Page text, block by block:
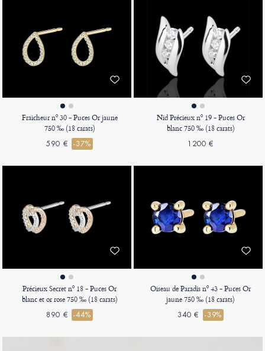
Fraicheur nº 30 - Puces Or jaune
750 ‰ (18 carats)
590 € -37%
Nid Précieux nº 19 - Puces Or
blanc 750 ‰ (18 carats)
1200 €
Précieux Secret nº 18 - Puces Or
blanc et or rose 750 ‰ (18 carats)
890 € -44%
Oiseau de Paradis nº 43 - Puces Or
jaune 750 ‰ (18 carats)
340 € -39%